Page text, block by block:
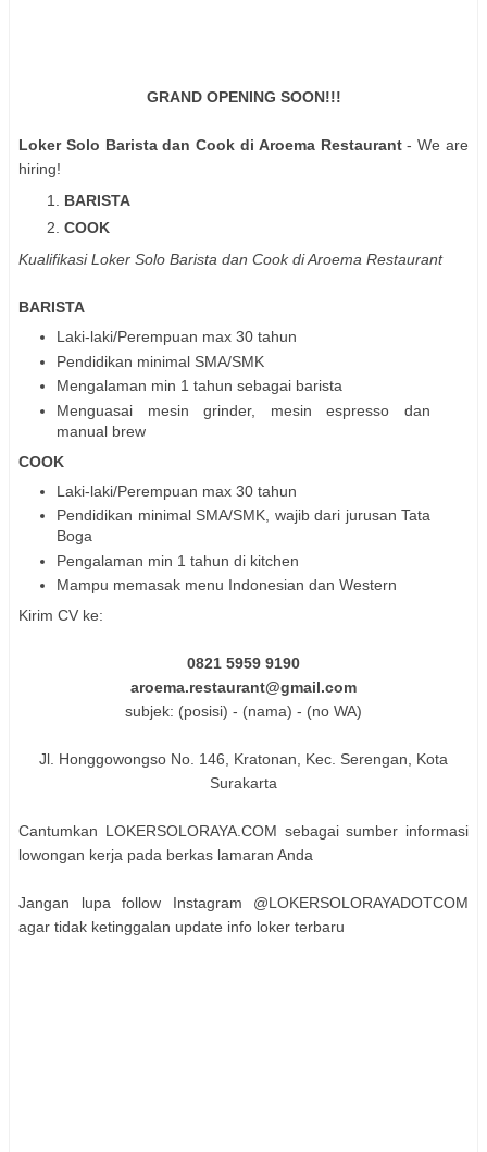
GRAND OPENING SOON!!!
Loker Solo Barista dan Cook di Aroema Restaurant- We are
hiring!
BARISTA
COOK
Kualifikasi Loker Solo Barista dan Cook di Aroema Restaurant
BARISTA
Laki-laki/Perempuan max 30 tahun
Pendidikan minimal SMA/SMK
Mengalaman min 1 tahun sebagai barista
Menguasai mesin grinder, mesin espresso dan
manual brew
COOK
Laki-laki/Perempuan max 30 tahun
Pendidikan minimal SMA/SMK, wajib dari jurusan Tata
Boga
Pengalaman min 1 tahun di kitchen
Mampu memasak menu Indonesian dan Western
Kirim CV ke:
0821 5959 9190
aroema.restaurant@gmail.com
subjek: (posisi) - (nama) - (no WA)
Jl. Honggowongso No. 146, Kratonan, Kec. Serengan, Kota
Surakarta
Cantumkan LOKERSOLORAYA.COM sebagai sumber informasi
lowongan kerja pada berkas lamaran Anda
Jangan lupa follow Instagram @LOKERSOLORAYADOTCOM
agar tidak ketinggalan update info loker terbaru